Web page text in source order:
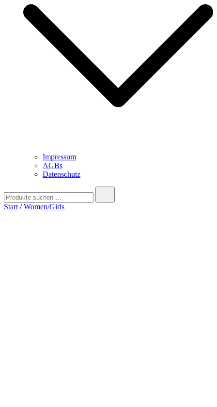
Impressum
AGBs
Datenschutz
nach:
Start /Women/Girls